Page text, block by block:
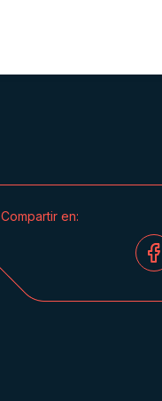
BMW
Compartir en: